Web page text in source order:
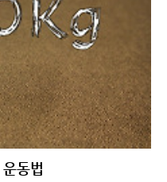
리 꼼꼼히 세안하고 보습을
때인데요. 얼마 전 직장 동료
잘 쓰고 있었는데, 고맙게
동법